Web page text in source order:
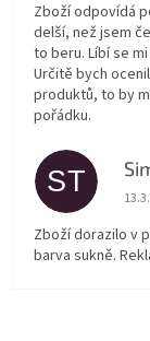
Zboží odpovídá
delší, než jsem
to beru. Líbí se
Určitě bych
produktů, to by
pořádku.
ST
Zboží dorazilo v
barva sukně.